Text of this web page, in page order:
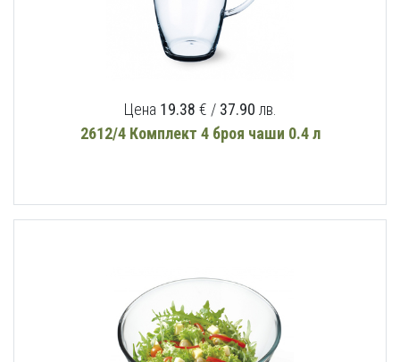
Цена 19.38 € / 37.90 лв.
2612/4 Комплект 4 броя чаши 0.4 л